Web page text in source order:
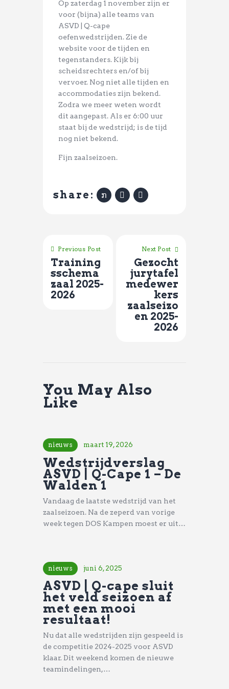
Op zaterdag 1 november zijn er
voor (bijna) alle teams van
ASVD | Q-cape
oefenwedstrijden. Zie de
website voor de tijden en
tegenstanders. Kijk bij
scheidsrechters en/of bij
vervoer. Nog niet alle tijden en
accommodaties zijn bekend.
Zodra we meer weten wordt
dit aangepast. Als er 6:00 uur
staat bij de wedstrijd; is de tijd
nog niet bekend.
Fijn zaalseizoen.
share:
Previous Post
Training
sschema
zaal 2025-
2026
Next Post
Gezocht
jurytafel
medewer
kers
zaalseizo
en 2025-
2026
You May Also
Like
nieuws maart 19, 2026
Wedstrijdverslag
ASVD | Q-Cape 1 – De
Walden 1
Vandaag de laatste wedstrijd van het
zaalseizoen. Na de zeperd van vorige
week tegen DOS Kampen moest er uit…
nieuws juni 6, 2025
ASVD | Q-cape sluit
het veld seizoen af
met een mooi
resultaat!
Nu dat alle wedstrijden zijn gespeeld is
de competitie 2024-2025 voor ASVD
klaar. Dit weekend komen de nieuwe
teamindelingen,…